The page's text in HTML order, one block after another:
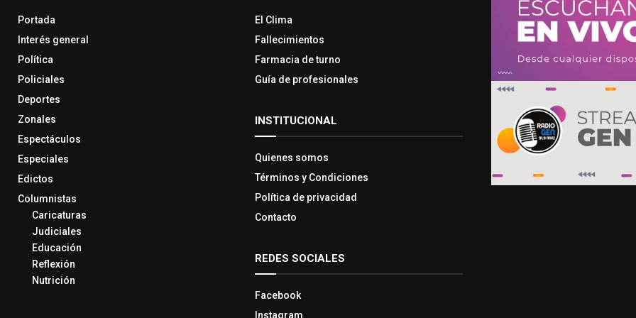
Portada
Interés general
Política
Policiales
Deportes
Zonales
Espectáculos
Especiales
Edictos
Columnistas
Caricaturas
Judiciales
Educación
Reflexión
Nutrición
El Clima
Fallecimientos
Farmacia de turno
Guía de profesionales
INSTITUCIONAL
Quienes somos
Términos y Condiciones
Política de privacidad
Contacto
REDES SOCIALES
Facebook
Instagram